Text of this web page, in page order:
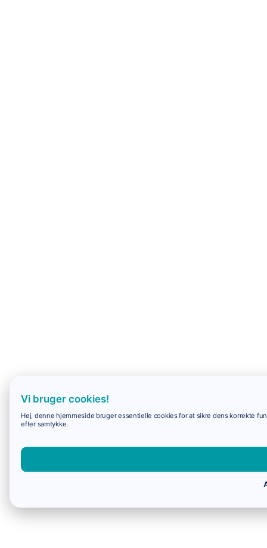
Vi bruger cookies!
Hej, denne hjemmeside bruger essentielle cookies for at sikre dens korrekte
efter samtykke.